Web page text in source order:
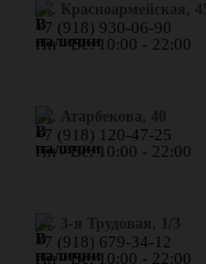
ул. Красноармейская, 45
+7 (918) 930-06-90
Пн - Вс: 10:00 - 22:00
​ул. Атарбекова, 40
+7 (918) 120-47-25
Пн - Вс: 10:00 - 22:00
ул. 3-я Трудовая, 1/3
+7 (918) 679-34-12
Пн - Вс: 10:00 - 22:00